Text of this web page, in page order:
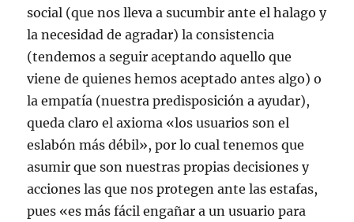
social (que nos lleva a sucumbir ante el halago y
la necesidad de agradar) la consistencia
(tendemos a seguir aceptando aquello que
viene de quienes hemos aceptado antes algo) o
la empatía (nuestra predisposición a ayudar),
queda claro el axioma «los usuarios son el
eslabón más débil», por lo cual tenemos que
asumir que son nuestras propias decisiones y
acciones las que nos protegen ante las estafas,
pues «es más fácil engañar a un usuario para